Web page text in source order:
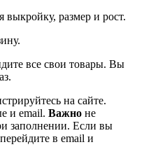
размер и рост.
все свои товары. Вы
на сайте.
и email. Важно не
заполнении. Если вы
в email и